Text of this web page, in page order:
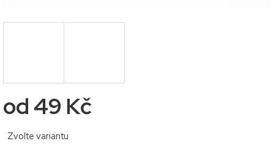
od 49 Kč
cena:
Zvolte variantu